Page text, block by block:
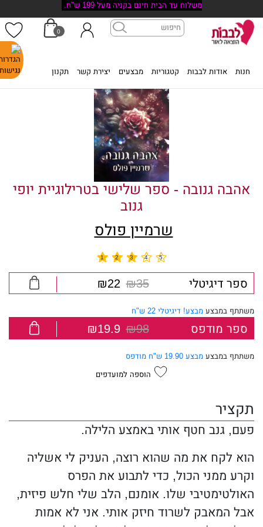
משלוח עד הבית חינם בקניה מעל 199 ש"ח.
חנות אודות לבבות קטגוריות מבצעים יצירת קשר תקנון
0
אהבה גנובה - ספר שלישי בטרילוגיית יופי
גנוב
שרמיין פולס
ספר דיגיטלי ₪35
₪22
משתתף במבצע מבצע! דיגיטלי 22 ש"ח
ספר מודפס ₪98
₪19.9
משתתף במבצע מבצע 19.90 ש"ח מודפס
הוספה למועדפים
תקציר
פעם, גנב חטף אותי באמצע הלילה.
הוא לקח את מה שהוא רוצה, העניק לי אשליה
וקרע ממני הכול, כדי לתבוע את הפרס
האולטימטיבי שלו. אומנם, הלב שלי חלש פיזית,
אבל המאבק לשרוד חיזק אותי. אני לא אמות